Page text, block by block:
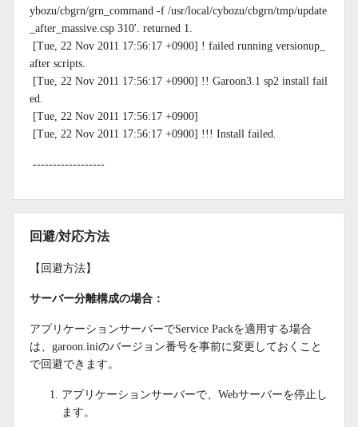
ybozu/cbgrn/grn_command -f /usr/local/cybozu/cbgrn/tmp/update
_after_massive.csp 310'. returned 1.
[Tue, 22 Nov 2011 17:56:17 +0900] ! failed running versionup_
after scripts.
[Tue, 22 Nov 2011 17:56:17 +0900] !! Garoon3.1 sp2 install fail
ed.
[Tue, 22 Nov 2011 17:56:17 +0900]
[Tue, 22 Nov 2011 17:56:17 +0900] !!! Install failed.
------------------
回避/対応方法
【回避方法】
サーバー分離構成の場合：
アプリケーションサーバーでService Packを適用する場合
は、garoon.iniのバージョン番号を事前に変更しておくこと
で回避できます。
アプリケーションサーバーで、Webサーバーを停止し
ます。